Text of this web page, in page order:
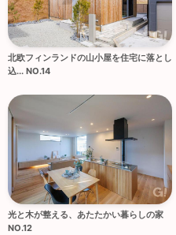
北欧フィンランドの山小屋を住宅に落とし
込... NO.14
光と木が整える、あたたかい暮らしの家
NO.12